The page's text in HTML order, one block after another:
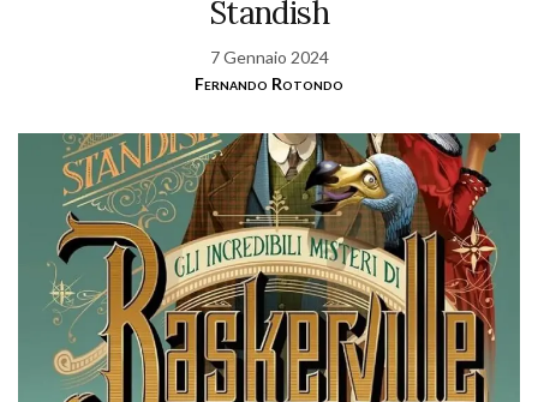
Standish
7 Gennaio 2024
Fernando Rotondo